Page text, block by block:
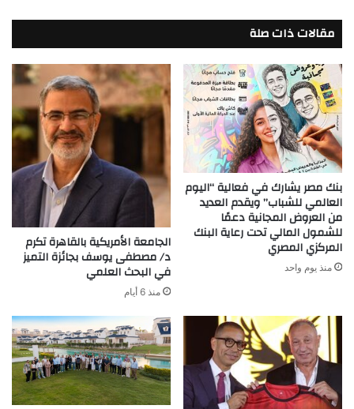
بجايتكس
نورث
ستار
مقالات ذات صلة
بنك مصر يشارك في فعالية “اليوم
العالمي للشباب” ويقدم العديد
من العروض المجانية دعمًا
للشمول المالي تحت رعاية البنك
المركزي المصري
منذ يوم واحد
الجامعة الأمريكية بالقاهرة تكرم
د/ مصطفى يوسف بجائزة التميز
في البحث العلمي
منذ 6 أيام